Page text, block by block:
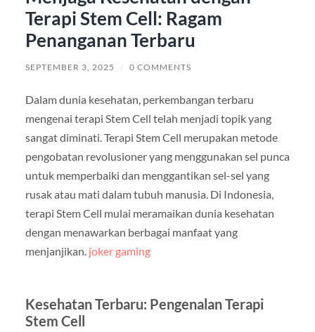
Terapi Stem Cell: Ragam
Penanganan Terbaru
SEPTEMBER 3, 2025 / 0 COMMENTS
Dalam dunia kesehatan, perkembangan terbaru
mengenai terapi Stem Cell telah menjadi topik yang
sangat diminati. Terapi Stem Cell merupakan metode
pengobatan revolusioner yang menggunakan sel punca
untuk memperbaiki dan menggantikan sel-sel yang
rusak atau mati dalam tubuh manusia. Di Indonesia,
terapi Stem Cell mulai meramaikan dunia kesehatan
dengan menawarkan berbagai manfaat yang
menjanjikan. joker gaming
Kesehatan Terbaru: Pengenalan Terapi
Stem Cell